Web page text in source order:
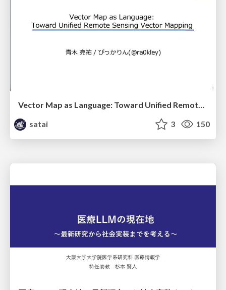
Vector Map as Language: Toward Unified Remote Sensing Vector Mapping
satai
3 150